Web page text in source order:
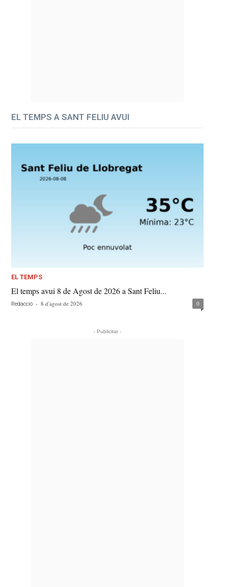
EL TEMPS A SANT FELIU AVUI
EL TEMPS
El temps avui 8 de Agost de 2026 a Sant Feliu...
Redacció - 8 d'agost de 2026 0
- Publicitat -